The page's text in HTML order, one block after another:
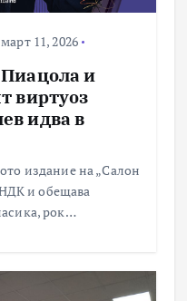
март 11, 2026
и
виртуоз
идва в
издание на „Салон
и обещава
рок…